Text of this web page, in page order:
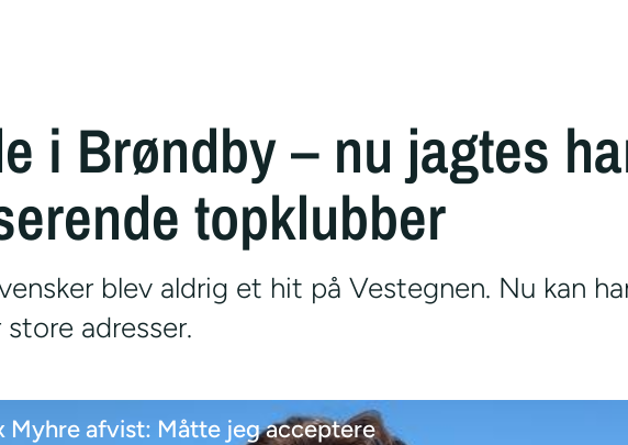
i Brøndby – nu jagtes
topklubber
blev aldrig et hit på Vestegnen. Nu kan
adresser.
Myhre afvist: Måtte jeg acceptere